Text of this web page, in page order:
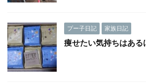
プー子日記 家族日記
痩せたい気持ちはある